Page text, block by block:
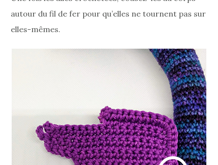
autour du fil de fer pour qu’elles ne tournent pas sur
elles-mêmes.